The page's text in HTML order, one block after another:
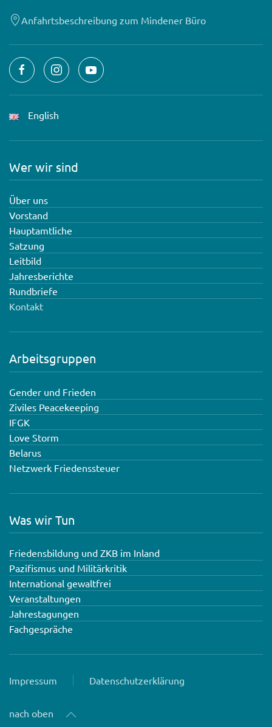
Anfahrtsbeschreibung zum Mindener Büro
English
Wer wir sind
Über uns
Vorstand
Hauptamtliche
Satzung
Leitbild
Jahresberichte
Rundbriefe
Kontakt
Arbeitsgruppen
Gender und Frieden
Ziviles Peacekeeping
IFGK
Love Storm
Belarus
Netzwerk Friedenssteuer
Was wir Tun
Friedensbildung und ZKB im Inland
Pazifismus und Militärkritik
International gewaltfrei
Veranstaltungen
Jahrestagungen
Fachgespräche
Impressum Datenschutzerklärung
nach oben